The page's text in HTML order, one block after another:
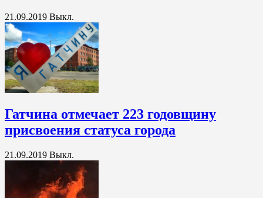
21.09.2019 Выкл.
Гатчина отмечает 223 годовщину
присвоения статуса города
21.09.2019 Выкл.